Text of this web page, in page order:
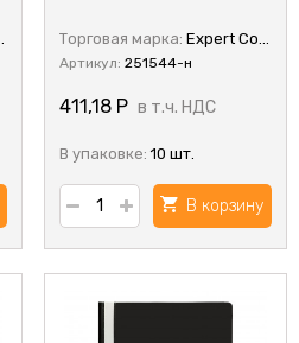
Торговая марка: Expert Complete
Артикул: 251544-н
411,18 Р в т.ч. НДС
В упаковке: 10 шт.
В корзину